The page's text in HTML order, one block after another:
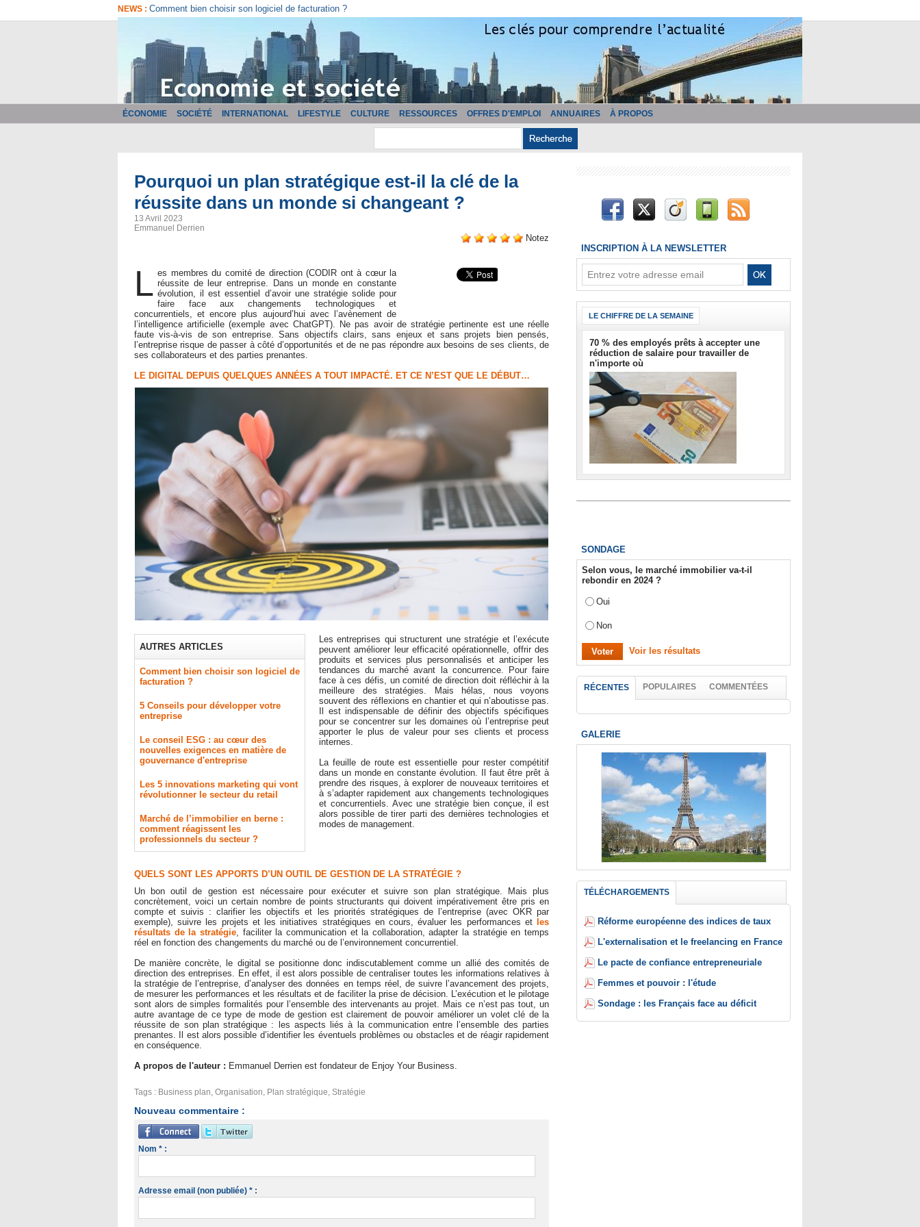
NEWS : Comment bien choisir son logiciel de facturation ?
ÉCONOMIE SOCIÉTÉ INTERNATIONAL LIFESTYLE CULTURE RESSOURCES OFFRES D'EMPLOI ANNUAIRES À PROPOS
Pourquoi un plan stratégique est-il la clé de la
réussite dans un monde si changeant ?
13 Avril 2023
Emmanuel Derrien
Notez
L es membres du comité de direction (CODIR ont à cœur la
réussite de leur entreprise. Dans un monde en constante
évolution, il est essentiel d’avoir une stratégie solide pour
faire face aux changements technologiques et
concurrentiels, et encore plus aujourd’hui avec l’avènement de
l’intelligence artificielle (exemple avec ChatGPT). Ne pas avoir de stratégie pertinente est une réelle
faute vis-à-vis de son entreprise. Sans objectifs clairs, sans enjeux et sans projets bien pensés,
l’entreprise risque de passer à côté d’opportunités et de ne pas répondre aux besoins de ses clients, de
ses collaborateurs et des parties prenantes.
LE DIGITAL DEPUIS QUELQUES ANNÉES A TOUT IMPACTÉ. ET CE N’EST QUE LE DÉBUT…
AUTRES ARTICLES
Comment bien choisir son logiciel de
facturation ?
5 Conseils pour développer votre
entreprise
Le conseil ESG : au cœur des
nouvelles exigences en matière de
gouvernance d'entreprise
Les 5 innovations marketing qui vont
révolutionner le secteur du retail
Marché de l’immobilier en berne :
comment réagissent les
professionnels du secteur ?
Les entreprises qui structurent une stratégie et l’exécute
peuvent améliorer leur efficacité opérationnelle, offrir des
produits et services plus personnalisés et anticiper les
tendances du marché avant la concurrence. Pour faire
face à ces défis, un comité de direction doit réfléchir à la
meilleure des stratégies. Mais hélas, nous voyons
souvent des réflexions en chantier et qui n’aboutisse pas.
Il est indispensable de définir des objectifs spécifiques
pour se concentrer sur les domaines où l’entreprise peut
apporter le plus de valeur pour ses clients et process
internes.
La feuille de route est essentielle pour rester compétitif
dans un monde en constante évolution. Il faut être prêt à
prendre des risques, à explorer de nouveaux territoires et
à s’adapter rapidement aux changements technologiques
et concurrentiels. Avec une stratégie bien conçue, il est
alors possible de tirer parti des dernières technologies et
modes de management.
QUELS SONT LES APPORTS D’UN OUTIL DE GESTION DE LA STRATÉGIE ?
Un bon outil de gestion est nécessaire pour exécuter et suivre son plan stratégique. Mais plus
concrètement, voici un certain nombre de points structurants qui doivent impérativement être pris en
compte et suivis : clarifier les objectifs et les priorités stratégiques de l’entreprise (avec OKR par
exemple), suivre les projets et les initiatives stratégiques en cours, évaluer les performances etles
résultats de la stratégie, faciliter la communication et la collaboration, adapter la stratégie en temps
réel en fonction des changements du marché ou de l’environnement concurrentiel.
De manière concrète, le digital se positionne donc indiscutablement comme un allié des comités de
direction des entreprises. En effet, il est alors possible de centraliser toutes les informations relatives à
la stratégie de l’entreprise, d’analyser des données en temps réel, de suivre l’avancement des projets,
de mesurer les performances et les résultats et de faciliter la prise de décision. L’exécution et le pilotage
sont alors de simples formalités pour l’ensemble des intervenants au projet. Mais ce n’est pas tout, un
autre avantage de ce type de mode de gestion est clairement de pouvoir améliorer un volet clé de la
réussite de son plan stratégique : les aspects liés à la communication entre l’ensemble des parties
prenantes. Il est alors possible d’identifier les éventuels problèmes ou obstacles et de réagir rapidement
en conséquence.
A propos de l'auteur : Emmanuel Derrien est fondateur de Enjoy Your Business.
Tags : Business plan, Organisation, Plan stratégique, Stratégie
Nouveau commentaire :
Nom * :
Adresse email (non publiée) * :
INSCRIPTION À LA NEWSLETTER
LE CHIFFRE DE LA SEMAINE
70 % des employés prêts à accepter une
réduction de salaire pour travailler de
n'importe où
SONDAGE
Selon vous, le marché immobilier va-t-il
rebondir en 2024 ?
Oui
Non
Voir les résultats
RÉCENTES POPULAIRES COMMENTÉES
GALERIE
TÉLÉCHARGEMENTS
Réforme européenne des indices de taux
L'externalisation et le freelancing en France
Le pacte de confiance entrepreneuriale
Femmes et pouvoir : l'étude
Sondage : les Français face au déficit